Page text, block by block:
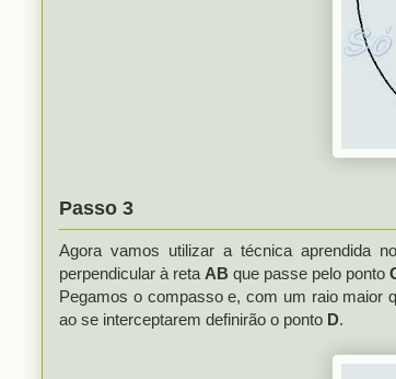
Passo 3
Agora vamos utilizar a técnica aprendida
perpendicular à reta AB que passe pelo ponto
Pegamos o compasso e, com um raio maior
ao se interceptarem definirão o ponto D.